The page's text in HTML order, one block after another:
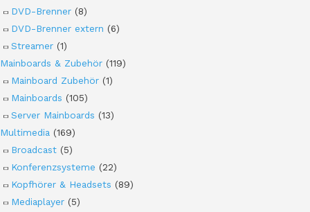
DVD-Brenner (8)
DVD-Brenner extern (6)
Streamer (1)
Mainboards & Zubehör (119)
Mainboard Zubehör (1)
Mainboards (105)
Server Mainboards (13)
Multimedia (169)
Broadcast (5)
Konferenzsysteme (22)
Kopfhörer & Headsets (89)
Mediaplayer (5)